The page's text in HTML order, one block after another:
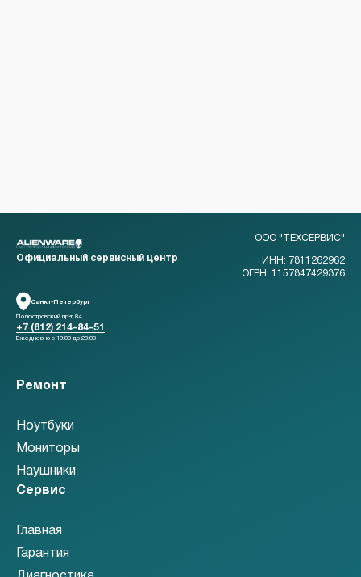
Официальный сервисный центр
Санкт-Петербург
Полюстровский пр-т, 84
+7 (812) 214-84-51
Ежедневно с 10:00 до 20:00
ООО "ТЕХСЕРВИС"
ИНН: 7811262962
ОГРН: 1157847429376
Ремонт
Ноутбуки
Мониторы
Наушники
Сервис
Главная
Гарантия